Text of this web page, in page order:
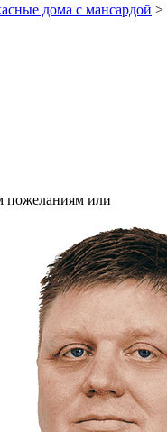
дома с мансардой >
пожеланиям или